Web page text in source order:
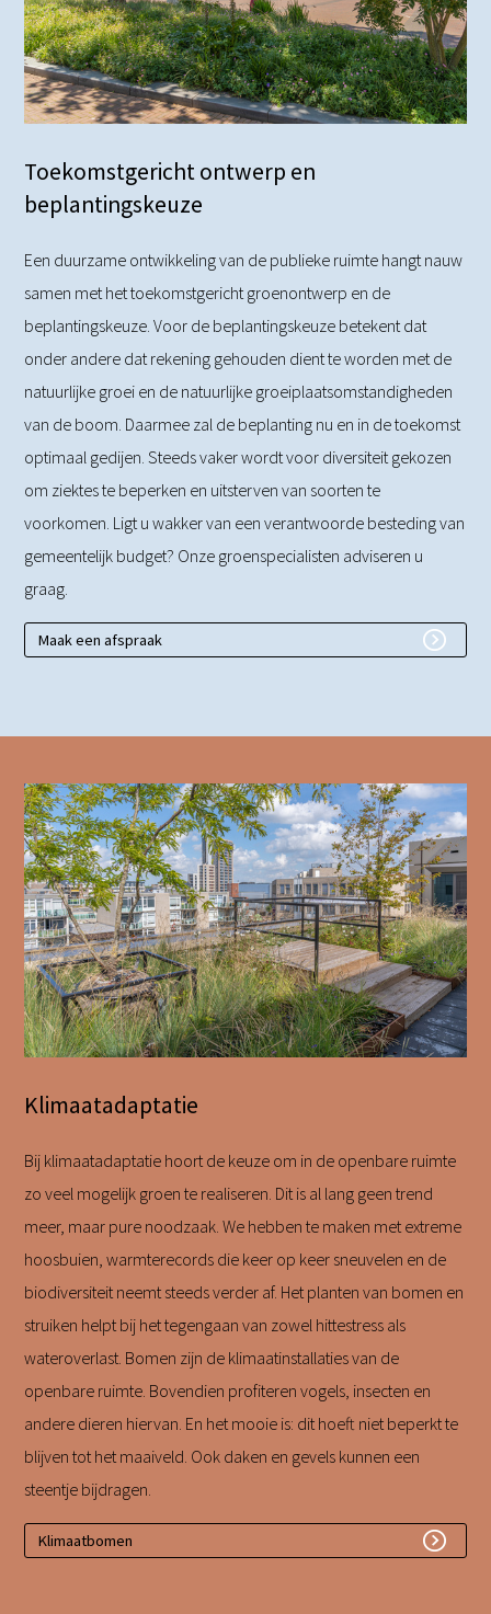
Toekomstgericht ontwerp en
beplantingskeuze
Een duurzame ontwikkeling van de publieke ruimte hangt nauw
samen met het toekomstgericht groenontwerp en de
beplantingskeuze. Voor de beplantingskeuze betekent dat
onder andere dat rekening gehouden dient te worden met de
natuurlijke groei en de natuurlijke groeiplaatsomstandigheden
van de boom. Daarmee zal de beplanting nu en in de toekomst
optimaal gedijen. Steeds vaker wordt voor diversiteit gekozen
om ziektes te beperken en uitsterven van soorten te
voorkomen. Ligt u wakker van een verantwoorde besteding van
gemeentelijk budget? Onze groenspecialisten adviseren u
graag.
Maak een afspraak
Klimaatadaptatie
Bij klimaatadaptatie hoort de keuze om in de openbare ruimte
zo veel mogelijk groen te realiseren. Dit is al lang geen trend
meer, maar pure noodzaak. We hebben te maken met extreme
hoosbuien, warmterecords die keer op keer sneuvelen en de
biodiversiteit neemt steeds verder af. Het planten van bomen en
struiken helpt bij het tegengaan van zowel hittestress als
wateroverlast. Bomen zijn de klimaatinstallaties van de
openbare ruimte. Bovendien profiteren vogels, insecten en
andere dieren hiervan. En het mooie is: dit hoeft niet beperkt te
blijven tot het maaiveld. Ook daken en gevels kunnen een
steentje bijdragen.
Klimaatbomen